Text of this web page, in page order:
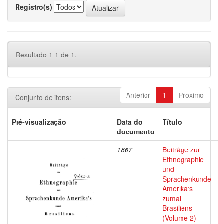
Registro(s)
Resultado 1-1 de 1.
Anterior 1 Próximo
Conjunto de itens:
Pré-visualização
Data do
documento
Título
1867
Beitrãge zur
Ethnographie
und
Sprachenkunde
Amerika's
zumal
Brasiliens
(Volume 2)